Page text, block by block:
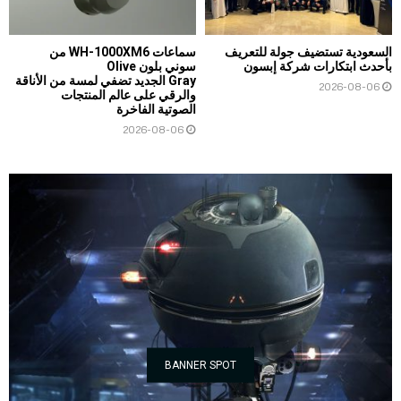
السعودية تستضيف جولة للتعريف
بأحدث ابتكارات شركة إبسون
2026-08-06
سماعات WH-1000XM6 من
سوني بلون Olive
Gray الجديد تضفي لمسة من الأناقة
والرقي على عالم المنتجات
الصوتية الفاخرة
2026-08-06
BANNER SPOT